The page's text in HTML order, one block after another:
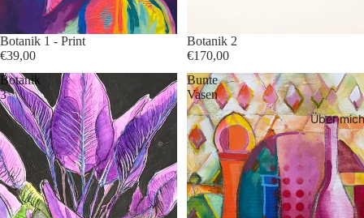
Über mich
Botanik 1 - Print
€39,00
Botanik 2
€170,00
Botanik
3
Bunte
Vasen